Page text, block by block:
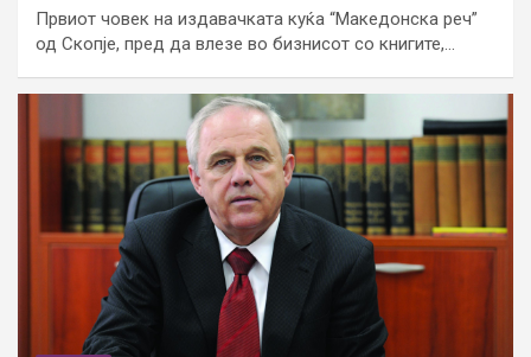
Првиот човек на издавачката куќа “Македонска реч”
од Скопје, пред да влезе во бизнисот со книгите,…